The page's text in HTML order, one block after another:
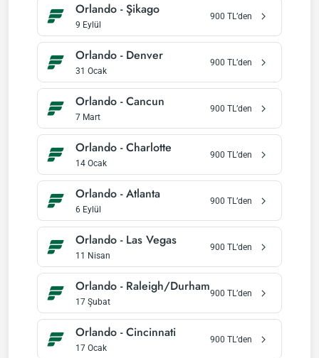
Orlando -Şikago
9 Eylül
900 TL’den
Orlando - Denver
31 Ocak
900 TL’den
Orlando -Cancun
7 Mart
900 TL’den
Orlando -Charlotte
14 Ocak
900 TL’den
Orlando -Atlanta
6 Eylül
900 TL’den
Orlando - Las Vegas
11 Nisan
900 TL’den
Orlando - Raleigh/Durham
17 Şubat
900 TL’den
Orlando -Cincinnati
17 Ocak
900 TL’den